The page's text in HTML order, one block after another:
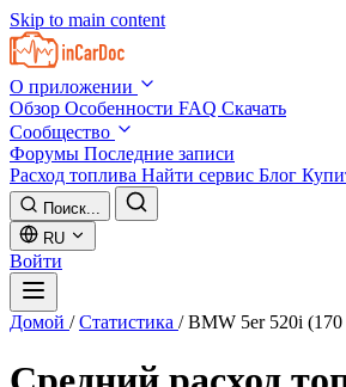
Skip to main content
О приложении
Обзор Особенности FAQ Скачать
Сообщество
Форумы Последние записи
Расход топлива Найти сервис Блог
Поиск...
RU
Войти
Домой / Статистика / BMW 5er 520i